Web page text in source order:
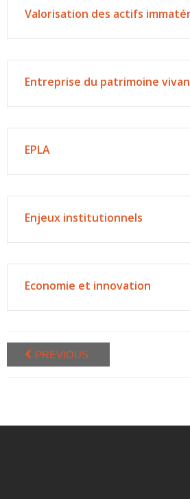
Valorisation des actifs
Entreprise du patrimoine
EPLA
Enjeux institutionnels
Economie et innovation
PREVIOUS